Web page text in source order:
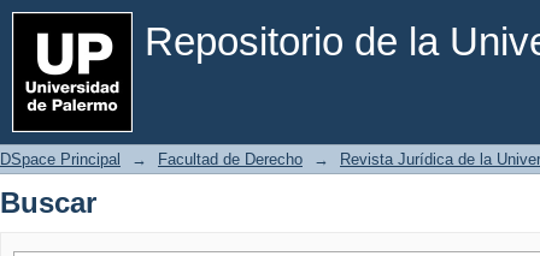
Repositorio de la
Buscar
DSpace Principal → Facultad de Derecho → Revista Jurídica de la
Buscar